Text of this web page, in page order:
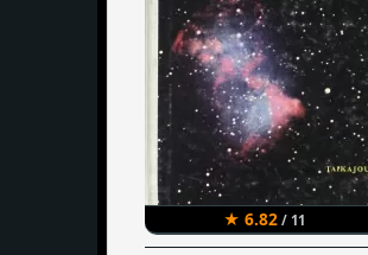
★ 6.82/ 11